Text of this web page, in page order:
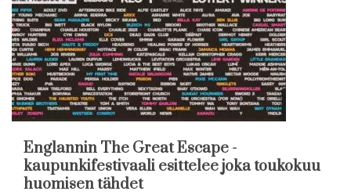
Englannin The Great Escape -
kaupunkifestivaali esittelee joka toukokuu
huomisen tähdet